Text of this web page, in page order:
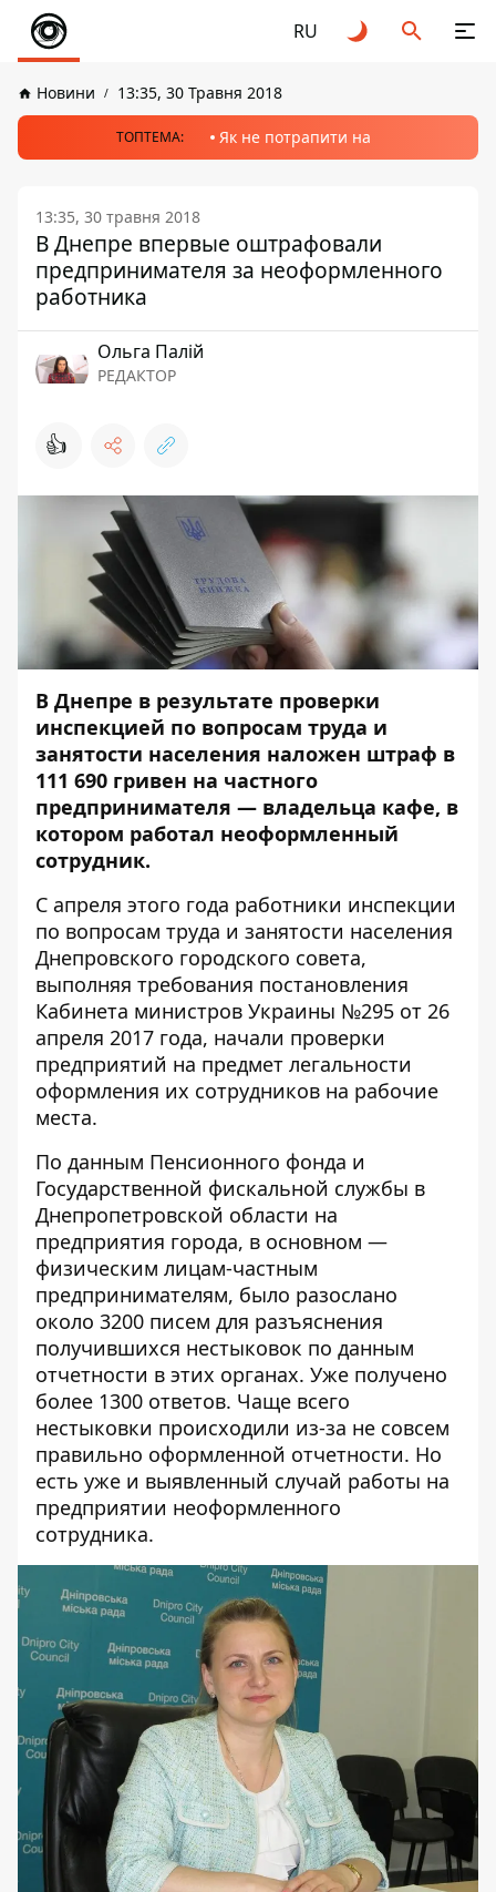
RU
Новини 13:35, 30 Травня 2018
ТОПТЕМА: Як не потрапити на
13:35, 30 травня 2018
В Днепре впервые оштрафовали
предпринимателя за неоформленного
работника
Ольга Палій
РЕДАКТОР
👍
В Днепре в результате проверки
инспекцией по вопросам труда и
занятости населения наложен штраф в
111 690 гривен на частного
предпринимателя — владельца кафе, в
котором работал неоформленный
сотрудник.
С апреля этого года работники инспекции
по вопросам труда и занятости населения
Днепровского городского совета,
выполняя требования постановления
Кабинета министров Украины №295 от 26
апреля 2017 года, начали проверки
предприятий на предмет легальности
оформления их сотрудников на рабочие
места.
По данным Пенсионного фонда и
Государственной фискальной службы в
Днепропетровской области на
предприятия города, в основном —
физическим лицам-частным
предпринимателям, было разослано
около 3200 писем для разъяснения
получившихся нестыковок по данным
отчетности в этих органах. Уже получено
более 1300 ответов. Чаще всего
нестыковки происходили из-за не совсем
правильно оформленной отчетности. Но
есть уже и выявленный случай работы на
предприятии неоформленного
сотрудника.